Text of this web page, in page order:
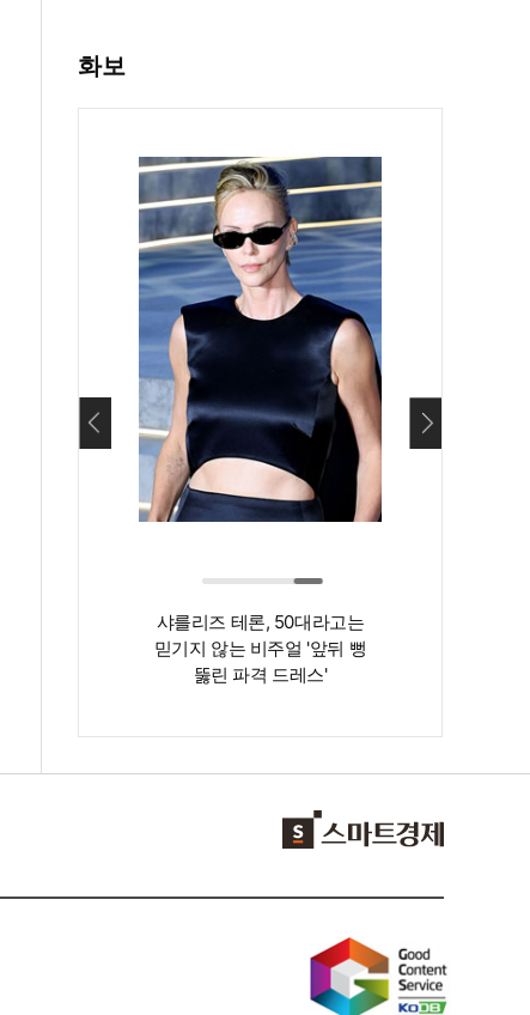
화보
샤를리즈 테론, 50대라고는
믿기지 않는 비주얼 '앞뒤 뻥
뚫린 파격 드레스'